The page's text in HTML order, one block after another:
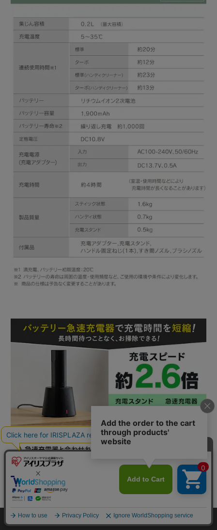
在庫切れ mail_outline入荷したらメールでお知らせ
HOME 探す ログイン お気に入り お知らせ